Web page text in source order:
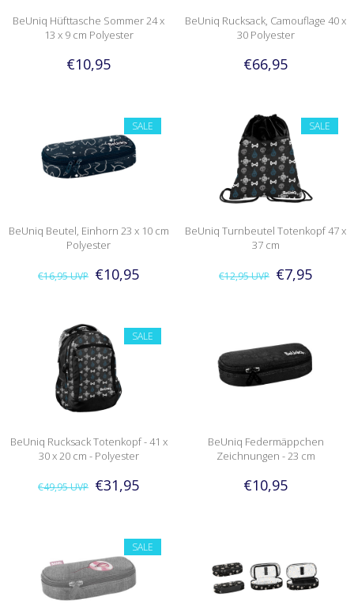
BeUniq Hüfttasche Sommer 24 x
13 x 9 cm Polyester
€10,95
BeUniq Rucksack, Camouflage 40 x
30 Polyester
€66,95
SALE
BeUniq Beutel, Einhorn 23 x 10 cm
Polyester
€16,95UVP €10,95
SALE
BeUniq Turnbeutel Totenkopf 47 x
37 cm
€12,95UVP €7,95
SALE
BeUniq Rucksack Totenkopf - 41 x
30 x 20 cm - Polyester
€49,95UVP €31,95
BeUniq Federmäppchen
Zeichnungen - 23 cm
€10,95
SALE